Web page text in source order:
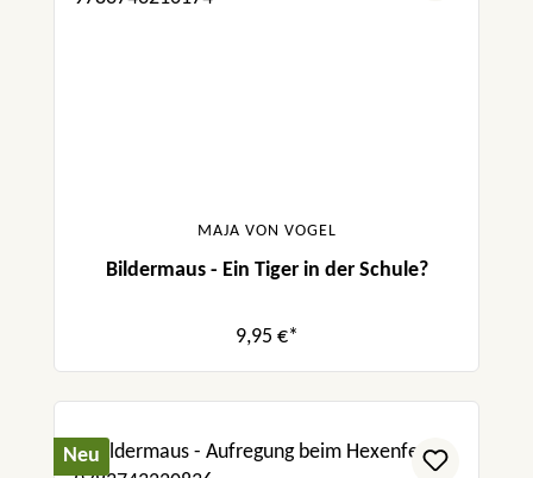
MAJA VON VOGEL
Bildermaus - Ein Tiger in der Schule?
9,95 €*
Neu